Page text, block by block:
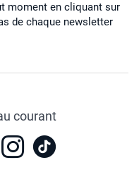
moment en cliquant sur
de chaque newsletter
courant